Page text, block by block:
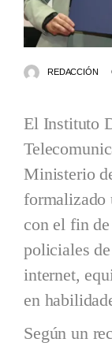
REDACCIÓN
El Instituto
Ministerio
formalizado
con el fin
policiales
internet,
en
Según un